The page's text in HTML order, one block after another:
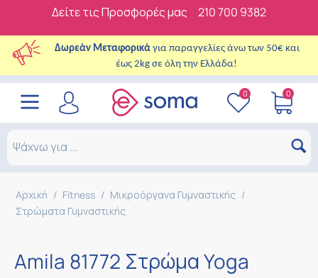
Δείτε τις Προσφορές μας 210 700 9382
Δωρεάν Μεταφορικά για παραγγελίες άνω των 50€ και
έως 2kg σε όλη την Ελλάδα!
0 0
Αρχική / Fitness / Μικροόργανα Γυμναστικής /
Στρώματα Γυμναστικής
Amila 81772 Στρώμα Yoga